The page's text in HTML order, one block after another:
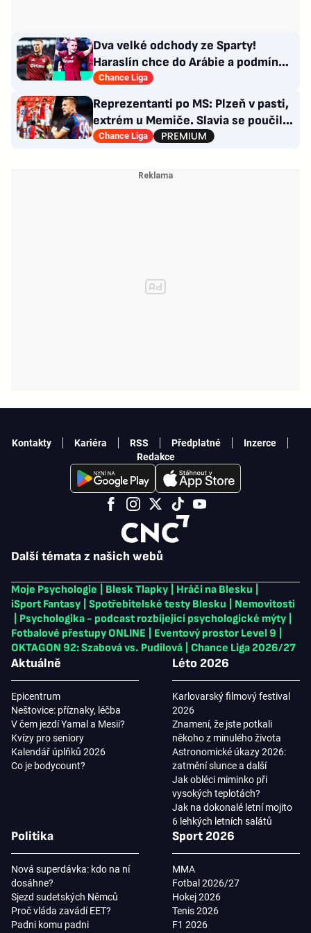
Dva velké odchody ze Sparty!
Haraslín chce do Arábie a podmínky
Kuchtova transferu
Chance Liga
Reprezentanti po MS: Plzeň v pasti,
extrém u Memiče. Slavia se poučila,
co Sparta?
Chance Liga
Další témata z našich webů
Moje Psychologie Blesk Tlapky Hráči na Blesku
iSport Fantasy
Spotřebitelské testy Blesku
Nemovitosti
Psychologika - podcast rozbíjející psychologické mýty
Fotbalové přestupy ONLINE
Eventový prostor Level 9
OKTAGON 92: Szabová vs. Pudilová
Chance Liga 2026/27
Aktuálně
Epicentrum
Neštovice: příznaky, léčba
V čem jezdí Yamal a Mesii?
Kvízy pro seniory
Kalendář úplňků 2026
Co je bodycount?
Léto 2026
Karlovarský filmový festival
2026
Znamení, že jste potkali
někoho z minulého života
Astronomické úkazy 2026:
zatmění slunce a další
Jak obléci miminko při
vysokých teplotách?
Jak na dokonalé letní mojito
6 lehkých letních salátů
Politika
Nová superdávka: kdo na ní
dosáhne?
Sjezd sudetských Němců
Proč vláda zavádí EET?
Padni komu padni
Sport 2026
MMA
Fotbal 2026/27
Hokej 2026
Tenis 2026
F1 2026
Kontakty Kariéra RSS Předplatné
Inzerce
Redakce